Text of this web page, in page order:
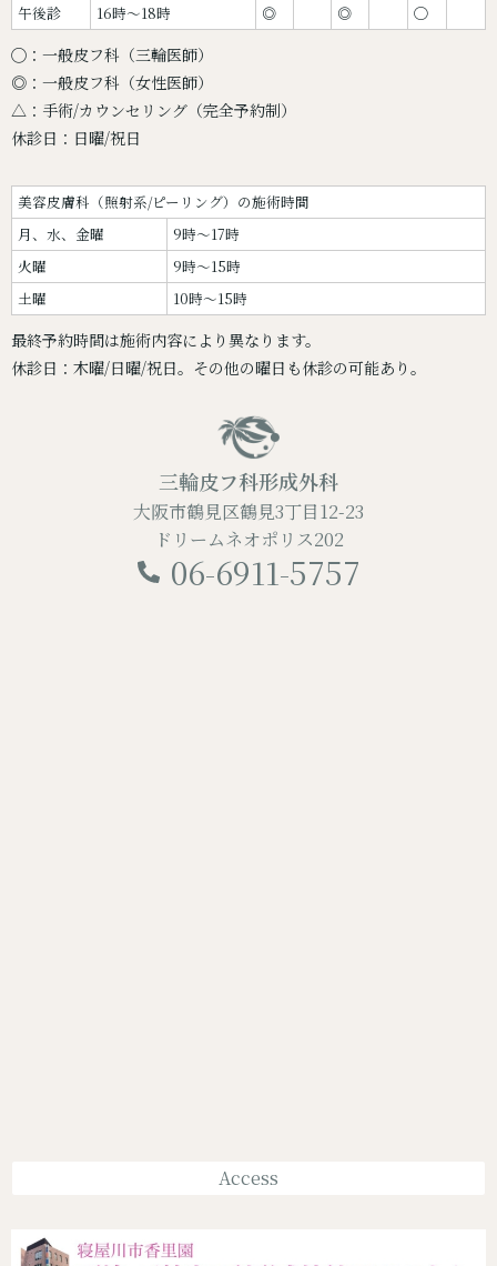
午後診
16時〜18時 ◎ ◎ ◯
◯：一般皮フ科（三輪医師）
◎：一般皮フ科（女性医師）
△：手術/カウンセリング（完全予約制）
休診日：日曜/祝日
美容皮膚科（照射系/ピーリング）の施術時間
月、水、金曜
9時～17時
火曜
9時～15時
土曜
10時～15時
最終予約時間は施術内容により異なります。
休診日：木曜/日曜/祝日。その他の曜日も休診の可能あり。
三輪皮フ科形成外科
大阪市鶴見区鶴見3丁目12-23
ドリームネオポリス202
06-6911-5757
Access